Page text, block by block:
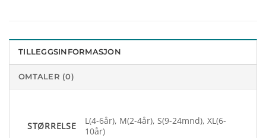
TILLEGGSINFORMASJON
OMTALER (0)
STØRRELSE
L(4-6år), M(2-4år), S(9-24mnd), XL(6-
10år)